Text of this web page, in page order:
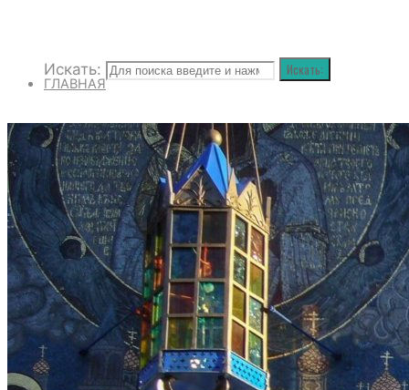
Искать: Искать:
ГЛАВНАЯ
О СОБОРЕ
ИСТОРИЯ СОБОРА
ИСТОРИЯ ФЕОДОРОВСКОГО ГОСУДАРЕВА
СОБОРА
ПОЛОЖЕНИЕ И ВНУТРЕННИЙ
РАСПОРЯДОК СОБОРА
БИОГРАФИЧЕСКИЕ ДАННЫЕ